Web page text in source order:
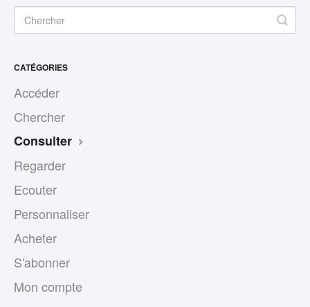
CATÉGORIES
Accéder
Chercher
Consulter
Regarder
Ecouter
Personnaliser
Acheter
S'abonner
Mon compte